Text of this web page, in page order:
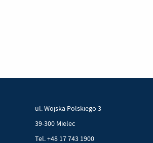
ul. Wojska Polskiego 3
39-300 Mielec
Tel. +48 17 743 1900